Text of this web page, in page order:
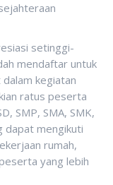
setinggi-
mendaftar untuk
kegiatan
ratus peserta
SMP, SMA, SMK,
dapat mengikuti
rumah,
yang lebih